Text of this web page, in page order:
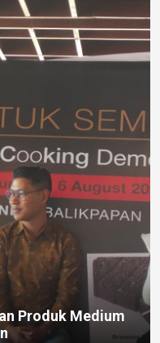
Produk Medium